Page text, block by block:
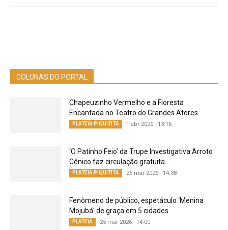
COLUNAS DO PORTAL
Chapeuzinho Vermelho e a Floresta
Encantada no Teatro do Grandes Atores...
PLATEIA PIQUITITA 1 abr 2026 - 13:16
‘O Patinho Feio’ da Trupe Investigativa Arroto
Cênico faz circulação gratuita...
PLATEIA PIQUITITA 25 mar 2026 - 14:38
Fenômeno de público, espetáculo ‘Menina
Mojubá’ de graça em 5 cidades
PLATEIA 25 mar 2026 - 14:00